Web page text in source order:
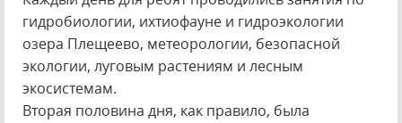
гидробиологии, ихтиофауне и гидроэкологии
озера Плещеево, метеорологии, безопасной
экологии, луговым растениям и лесным
экосистемам.
Вторая половина дня, как правило, была